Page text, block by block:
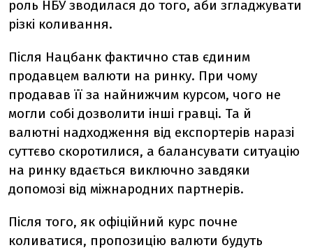
роль НБУ зводилася до того, аби згладжувати
різкі коливання.
Після Нацбанк фактично став єдиним
продавцем валюти на ринку. При чому
продавав її за найнижчим курсом, чого не
могли собі дозволити інші гравці. Та й
валютні надходження від експортерів наразі
суттєво скоротилися, а балансувати ситуацію
на ринку вдається виключно завдяки
допомозі від міжнародних партнерів.
Після того, як офіційний курс почне
коливатися, пропозицію валюти будуть